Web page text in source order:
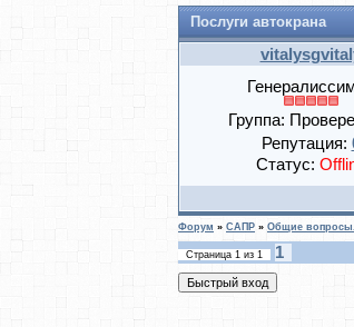
Послуги автокрана
Группа:
Репутация:
Статус:
Форум » САПР » Общие вопросы.
Страница 1 из 1
1